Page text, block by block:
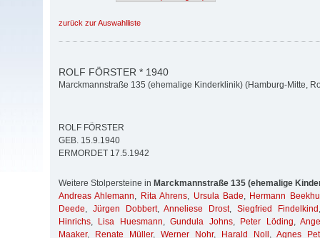
zurück zur Auswahlliste
ROLF FÖRSTER * 1940
Marckmannstraße 135 (ehemalige Kinderklinik) (Hamburg-Mitte,
ROLF FÖRSTER
GEB. 15.9.1940
ERMORDET 17.5.1942
Weitere Stolpersteine in Marckmannstraße 135 (ehemalige
Andreas Ahlemann, Rita Ahrens, Ursula Bade, Hermann
Deede, Jürgen Dobbert,Anneliese Drost, Siegfried Findelkind
Hinrichs, Lisa Huesmann,Gundula Johns, Peter Löding,
Maaker, Renate Müller, Werner Nohr, Harald Noll , Agnes